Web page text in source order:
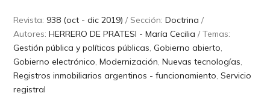
Revista: 938 (oct - dic 2019) / Sección:Doctrina /
Autores:HERRERO DE PRATESI - María Cecilia / Temas:
Gestión pública y políticas públicas,Gobierno abierto,
Gobierno electrónico,Modernización,Nuevas tecnologías,
Registros inmobiliarios argentinos - funcionamiento,Servicio
registral